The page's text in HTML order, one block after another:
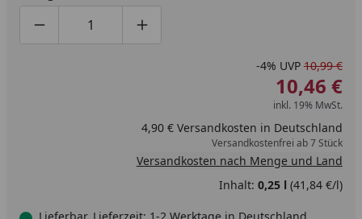
Produktmenge um eins verringern
Produktmenge manuell eingeben
Produktmenge um eins erhöhen
-4% UVP 10,99 €
10,46 €
inkl. 19% MwSt.
4,90 € Versandkosten in Deutschland
Versandkostenfrei ab 7 Stück
Versandkosten nach Menge und Land
Inhalt: 0,25 l (41,84 €/l)